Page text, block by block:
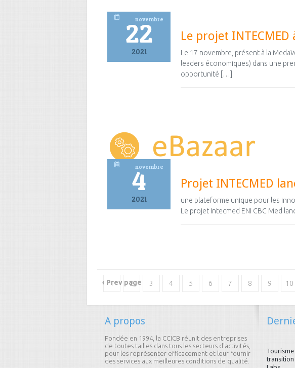
22
novembre
2021
Le projet
Le 17 novembre, présent à la
leaders économiques) dans une
opportunité […]
4
novembre
2021
Projet INTECMED
une plateforme unique pour les
Le projet Intecmed ENI CBC Med
‹ Prev page
1 2 3 4 5 6 7 8 9 10
19 20 21 22 23 24 25 26 27
36 37 44 45
54 55 56 57 58 59 60
71 72 73 74 75 76 77 78 79
A propos
Fondée en 1994, la CCICB réunit des entreprises
de toutes tailles dans tous les secteurs d'activités,
pour les représenter efficacement et leur fournir
des services aux meilleures conditions de qualité.
transition